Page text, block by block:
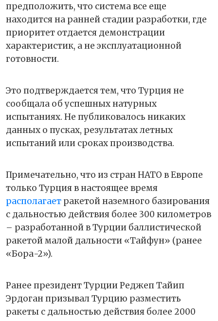
предположить, что система все еще
находится на ранней стадии разработки, где
приоритет отдается демонстрации
характеристик, а не эксплуатационной
готовности.
Это подтверждается тем, что Турция не
сообщала об успешных натурных
испытаниях. Не публиковалось никаких
данных о пусках, результатах летных
испытаний или сроках производства.
Примечательно, что из стран НАТО в Европе
только Турция в настоящее время
располагает ракетой наземного базирования
с дальностью действия более 300 километров
– разработанной в Турции баллистической
ракетой малой дальности «Тайфун» (ранее
«Бора-2»).
Ранее президент Турции Реджеп Тайип
Эрдоган призывал Турцию разместить
ракеты с дальностью действия более 2000